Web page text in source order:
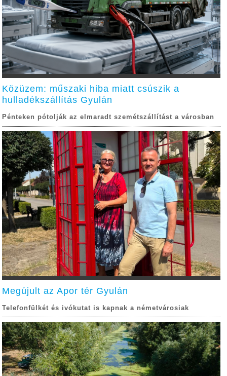
Közüzem: műszaki hiba miatt csúszik a
hulladékszállítás Gyulán
Pénteken pótolják az elmaradt szemétszállítást a városban
Megújult az Apor tér Gyulán
Telefonfülkét és ivókutat is kapnak a németvárosiak